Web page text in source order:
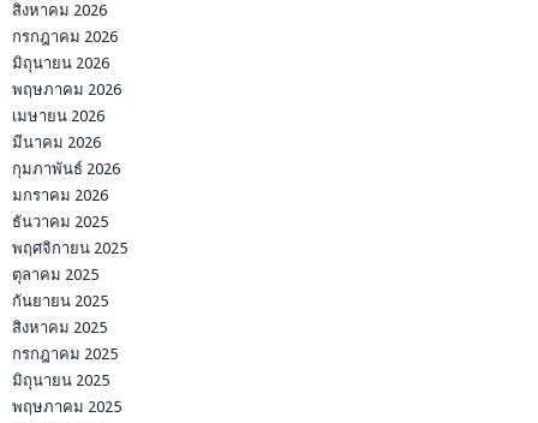
สิงหาคม 2026
กรกฎาคม 2026
มิถุนายน 2026
พฤษภาคม 2026
เมษายน 2026
มีนาคม 2026
กุมภาพันธ์ 2026
มกราคม 2026
ธันวาคม 2025
พฤศจิกายน 2025
ตุลาคม 2025
กันยายน 2025
สิงหาคม 2025
กรกฎาคม 2025
มิถุนายน 2025
พฤษภาคม 2025